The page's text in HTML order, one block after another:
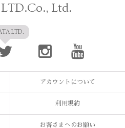
Ltd.
LTD.
アカウントについて
利用規約
お客さまへのお願い